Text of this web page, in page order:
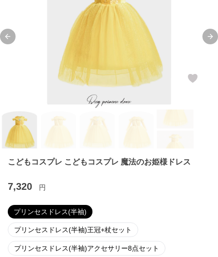
Previous slide
こどもコスプレ こどもコスプレ 魔法のお姫様ドレス
7,320 円
プリンセスドレス(半袖)
プリンセスドレス(半袖)王冠+杖セット
プリンセスドレス(半袖)アクセサリー8点セット